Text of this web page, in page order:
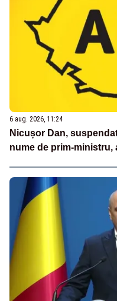
6 aug. 2026, 11:24
Nicușor Dan,
nume de prim-ministru,